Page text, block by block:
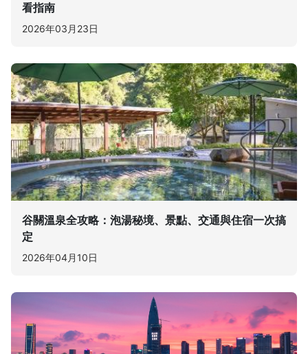
看指南
2026年03月23日
谷關溫泉全攻略：泡湯秘境、景點、交通與住宿一次搞
定
2026年04月10日